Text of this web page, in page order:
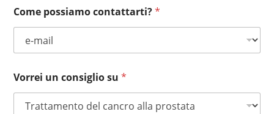
Come possiamo contattarti?*
Vorrei un consiglio su *